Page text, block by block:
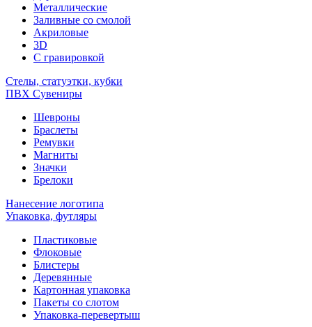
Металлические
Заливные со смолой
Акриловые
3D
C гравировкой
Стелы, статуэтки, кубки
ПВХ Сувениры
Шевроны
Браслеты
Ремувки
Магниты
Значки
Брелоки
Нанесение логотипа
Упаковка, футляры
Пластиковые
Флоковые
Блистеры
Деревянные
Картонная упаковка
Пакеты со слотом
Упаковка-перевертыш